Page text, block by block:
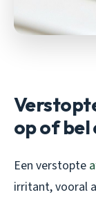
op of bel
Een verstopte
irritant, vooral